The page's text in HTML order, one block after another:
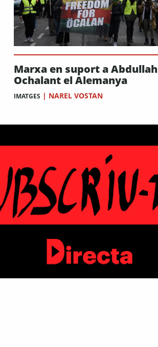
Marxa en suport a Abdullah
Ochalant el Alemanya
IMATGES | NAREL VOSTAN